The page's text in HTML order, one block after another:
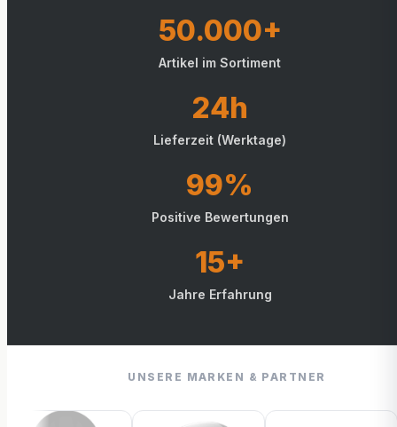
50.000+
Artikel im Sortiment
24h
Lieferzeit (Werktage)
99%
Positive Bewertungen
15+
Jahre Erfahrung
UNSERE MARKEN & PARTNER